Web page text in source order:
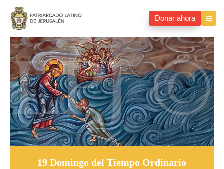
Donar ahora
19 Domingo del Tiempo Ordinario